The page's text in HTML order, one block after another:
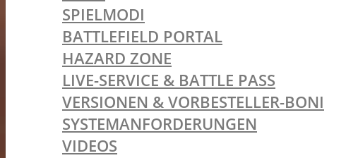
SPIELMODI
BATTLEFIELD PORTAL
HAZARD ZONE
LIVE-SERVICE & BATTLE PASS
VERSIONEN & VORBESTELLER-BONI
SYSTEMANFORDERUNGEN
VIDEOS